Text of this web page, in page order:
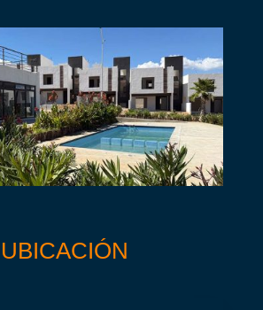
UBICACIÓN